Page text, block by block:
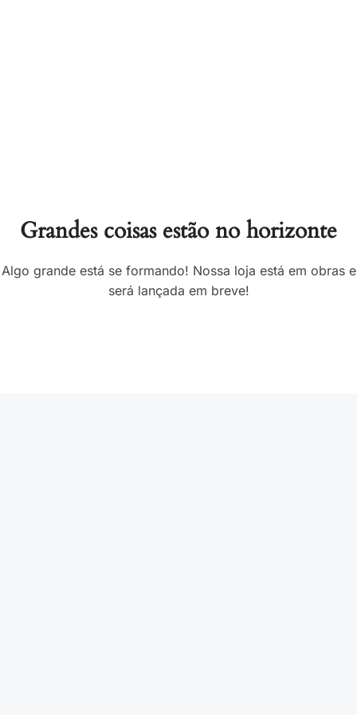
Grandes coisas estão no horizonte
Algo grande está se formando! Nossa loja está em obras e
será lançada em breve!